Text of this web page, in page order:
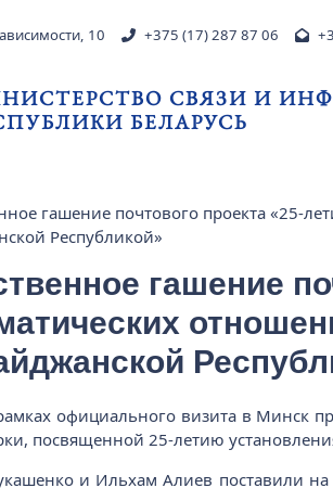
10 +375 (17) 287 87 06
СВЯЗИ И
БЕЛАРУСЬ
гашение почтового проекта «25-
Республикой»
гашение
официального визита в Минск
посвященной 25-летию
и Ильхам Алиев поставили